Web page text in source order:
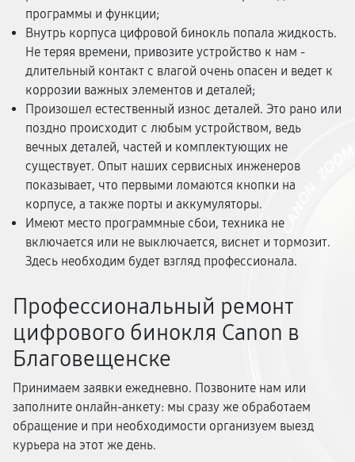
программы и функции;
Внутрь корпуса цифровой бинокль попала жидкость.
Не теряя времени, привозите устройство к нам -
длительный контакт с влагой очень опасен и ведет к
коррозии важных элементов и деталей;
Произошел естественный износ деталей. Это рано или
поздно происходит с любым устройством, ведь
вечных деталей, частей и комплектующих не
существует. Опыт наших сервисных инженеров
показывает, что первыми ломаются кнопки на
корпусе, а также порты и аккумуляторы.
Имеют место программные сбои, техника не
включается или не выключается, виснет и тормозит.
Здесь необходим будет взгляд профессионала.
Профессиональный ремонт
цифрового бинокля Canon в
Благовещенске
Принимаем заявки ежедневно. Позвоните нам или
заполните онлайн-анкету: мы сразу же обработаем
обращение и при необходимости организуем выезд
курьера на этот же день.